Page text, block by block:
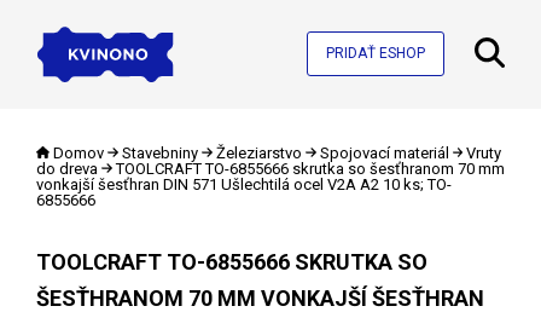
PRIDAŤ ESHOP
Domov Stavebniny Železiarstvo Spojovací materiál
Vruty
do dreva
TOOLCRAFT TO-6855666 skrutka so šesťhranom 70 mm
vonkajší šesťhran DIN 571 Ušlechtilá ocel V2A A2 10 ks; TO-
6855666
TOOLCRAFT TO-6855666 SKRUTKA SO
ŠESŤHRANOM 70 MM VONKAJŠÍ ŠESŤHRAN